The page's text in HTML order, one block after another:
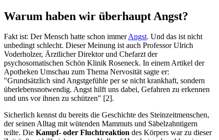
Warum haben wir überhaupt Angst?
Fakt ist: Der Mensch hatte schon immerAngst. Und das ist nicht
unbedingt schlecht. Dieser Meinung ist auch Professor Ulrich
Voderholzer, Ärztlicher Direktor und Chefarzt der
psychosomatischen Schön Klinik Roseneck. In einem Artikel der
Apotheken Umschau zum Thema Nervosität sagte er:
"Grundsätzlich sind Angstgefühle per se nicht krankhaft, sondern
überlebensnotwendig. Angst hilft uns dabei, Gefahren zu erkennen
und uns vor ihnen zu schützen" [2].
Sicherlich kennst du bereits die Geschichte des Steinzeitmenschen,
der seinen Alltag mit wütenden Mammuts und Säbelzahntigern
teilte. Die Kampf- oder Fluchtreaktion des Körpers war zu dieser